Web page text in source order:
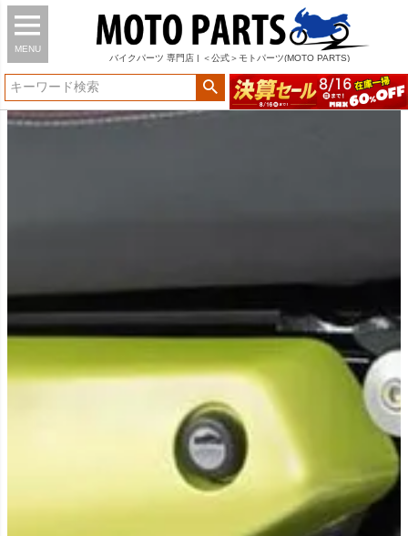
MENU
バイク パーツ 専門店 | ＜公式＞モトパーツ(MOTO PARTS)